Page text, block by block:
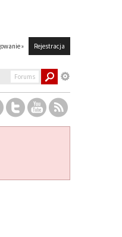
» Rejestracja
Forums